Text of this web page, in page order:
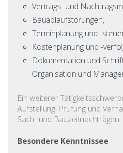
Vertrags- und
Bauablaufstörungen,
Terminplanung und -
Kostenplanung und -
Dokumentation und
Organisation und
Ein weiterer
Aufstellung, Prüfung und
Sach- und Bauzeitnachträgen.
Besondere Kenntnissee